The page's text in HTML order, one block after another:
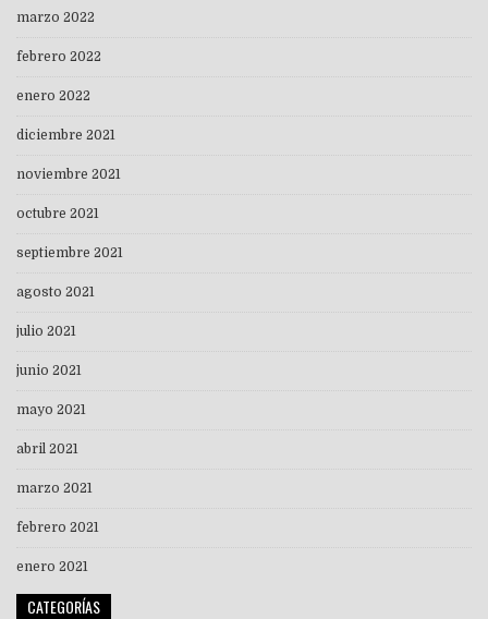
marzo 2022
febrero 2022
enero 2022
diciembre 2021
noviembre 2021
octubre 2021
septiembre 2021
agosto 2021
julio 2021
junio 2021
mayo 2021
abril 2021
marzo 2021
febrero 2021
enero 2021
CATEGORÍAS